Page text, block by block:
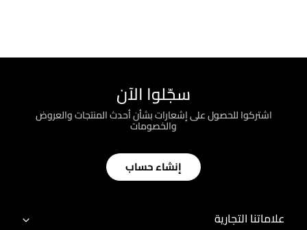
سجّلوا الآن
اشتركوا للحصول على إشعارات بشأن أحدث المنتجات والعروض
والخصومات
إنشاء حساب
علاماتنا التجارية